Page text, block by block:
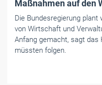
Maßnahmen auf den
Die Bundesregierung
von Wirtschaft und
Anfang gemacht, sagt das
müssten folgen.